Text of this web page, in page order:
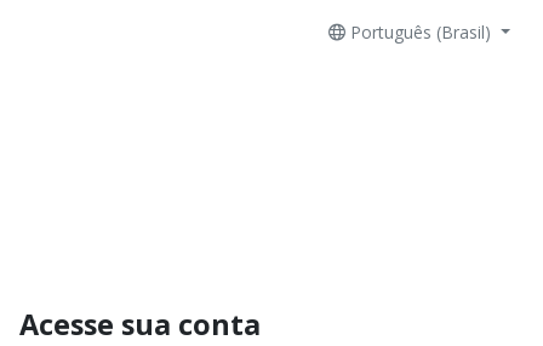
Português (Brasil)
Acesse sua conta